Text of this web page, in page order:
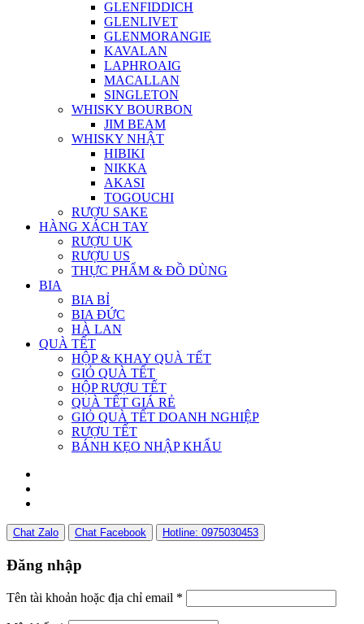
GLENFIDDICH
GLENLIVET
GLENMORANGIE
KAVALAN
LAPHROAIG
MACALLAN
SINGLETON
WHISKY BOURBON
JIM BEAM
WHISKY NHẬT
HIBIKI
NIKKA
AKASI
TOGOUCHI
RƯỢU SAKE
HÀNG XÁCH TAY
RƯỢU UK
RƯỢU US
THỰC PHẨM & ĐỒ DÙNG
BIA
BIA BỈ
BIA ĐỨC
HÀ LAN
QUÀ TẾT
HỘP & KHAY QUÀ TẾT
GIỎ QUÀ TẾT
HỘP RƯỢU TẾT
QUÀ TẾT GIÁ RẺ
GIỎ QUÀ TẾT DOANH NGHIỆP
RƯỢU TẾT
BÁNH KẸO NHẬP KHẨU
Chat Zalo Chat Facebook Hotline: 0975030453
Đăng nhập
Tên tài khoản hoặc địa chỉ email *